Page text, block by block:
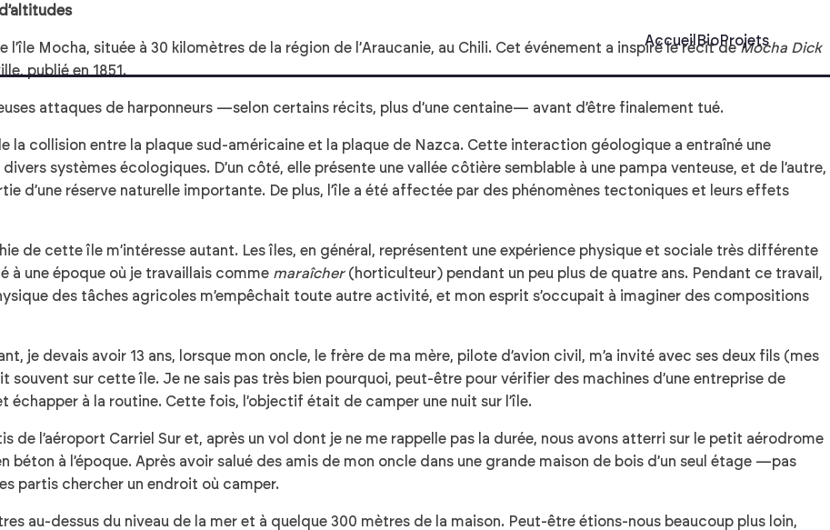
Accueil BioProjets
Mocha, située à 30 kilomètres de la région de l’Araucanie, au Chili. Cet événement a inspiré le récit deMocha Dick
publié en 1851.
attaques de harponneurs —selon certains récits, plus d’une centaine— avant d’être finalement tué.
la collision entre la plaque sud-américaine et la plaque de Nazca. Cette interaction géologique a entraîné une
systèmes écologiques. D’un côté, elle présente une vallée côtière semblable à une pampa venteuse, et de l’autre,
d’une réserve naturelle importante. De plus, l’île a été affectée par des phénomènes tectoniques et leurs effets
de cette île m’intéresse autant. Les îles, en général, représentent une expérience physique et sociale très différente
à une époque où je travaillais comme maraîcher(horticulteur) pendant un peu plus de quatre ans. Pendant ce travail,
des tâches agricoles m’empêchait toute autre activité, et mon esprit s’occupait à imaginer des compositions
je devais avoir 13 ans, lorsque mon oncle, le frère de ma mère, pilote d’avion civil, m’a invité avec ses deux fils (mes
souvent sur cette île. Je ne sais pas très bien pourquoi, peut-être pour vérifier des machines d’une entreprise de
à la routine. Cette fois, l’objectif était de camper une nuit sur l’île.
de l’aéroport Carriel Sur et, après un vol dont je ne me rappelle pas la durée, nous avons atterri sur le petit aérodrome
béton à l’époque. Après avoir salué des amis de mon oncle dans une grande maison de bois d’un seul étage —pas
partis chercher un endroit où camper.
au-dessus du niveau de la mer et à quelque 300 mètres de la maison. Peut-être étions-nous beaucoup plus loin,